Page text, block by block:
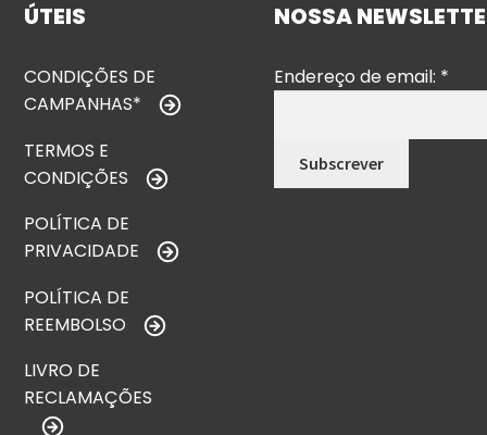
ÚTEIS
CONDIÇÕES DE
CAMPANHAS*
TERMOS E
CONDIÇÕES
POLÍTICA DE
PRIVACIDADE
POLÍTICA DE
REEMBOLSO
LIVRO DE
RECLAMAÇÕES
NOSSA
Endereço de email: *